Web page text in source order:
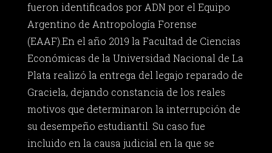
fueron identificados por ADN por el Equipo
Argentino de Antropología Forense
(EAAF).En el año 2019 la Facultad de Ciencias
Económicas de la Universidad Nacional de La
Plata realizó la entrega del legajo reparado de
Graciela, dejando constancia de los reales
motivos que determinaron la interrupción de
su desempeño estudiantil. Su caso fue
incluido en la causa judicial en la que se